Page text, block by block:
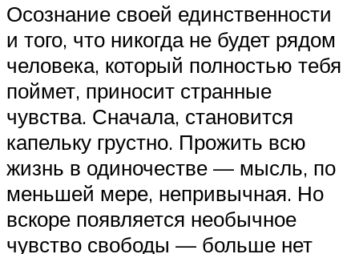
Осознание своей единственности
и того, что никогда не будет рядом
человека, который полностью тебя
поймет, приносит странные
чувства. Сначала, становится
капельку грустно. Прожить всю
жизнь в одиночестве — мысль, по
меньшей мере, непривычная. Но
вскоре появляется необычное
чувство свободы — больше нет